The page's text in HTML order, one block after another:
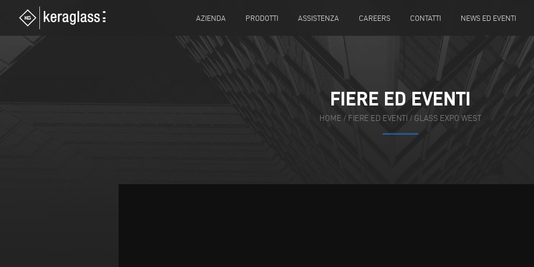
AZIENDA PRODOTTI ASSISTENZA CAREERS CONTATTI NEWS ED EVENTI
FIERE ED EVENTI
HOME / FIERE ED EVENTI / GLASS EXPO WEST